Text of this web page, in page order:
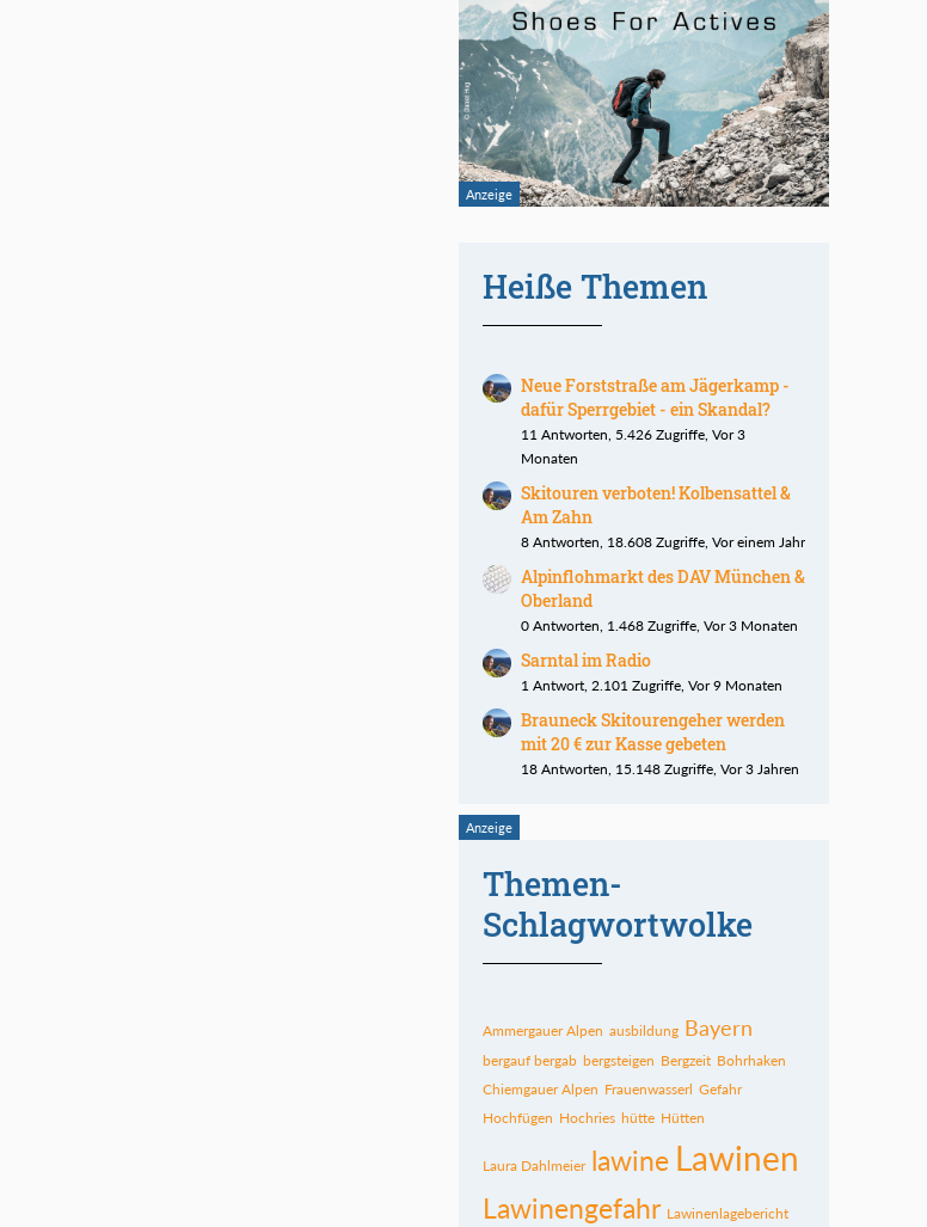
Heiße Themen
Neue Forststraße am Jägerkamp -
dafür Sperrgebiet - ein Skandal?
11 Antworten, 5.426 Zugriffe, Vor 3
Monaten
Skitouren verboten! Kolbensattel &
Am Zahn
8 Antworten, 18.608 Zugriffe, Vor einem Jahr
Alpinflohmarkt des DAV München &
Oberland
0 Antworten, 1.468 Zugriffe, Vor 3 Monaten
Sarntal im Radio
1 Antwort, 2.101 Zugriffe, Vor 9 Monaten
Brauneck Skitourengeher werden
mit 20 € zur Kasse gebeten
18 Antworten, 15.148 Zugriffe, Vor 3 Jahren
Themen-
Schlagwortwolke
Ammergauer Alpen ausbildung Bayern
bergauf bergab bergsteigen Bergzeit Bohrhaken
Chiemgauer Alpen Frauenwasserl Gefahr
Hochfügen Hochries hütte Hütten
Laura Dahlmeier lawine Lawinen
Lawinengefahr Lawinenlagebericht